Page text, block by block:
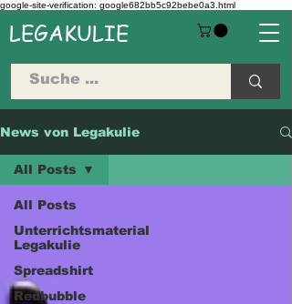
google-site-verification: google682bb5c92bebe0a3.html
LEGAKULIE
News von Legakulie
All Posts
Unterrichtsmaterial
Legakulie
Spreadshirt
Redbubble
All Posts